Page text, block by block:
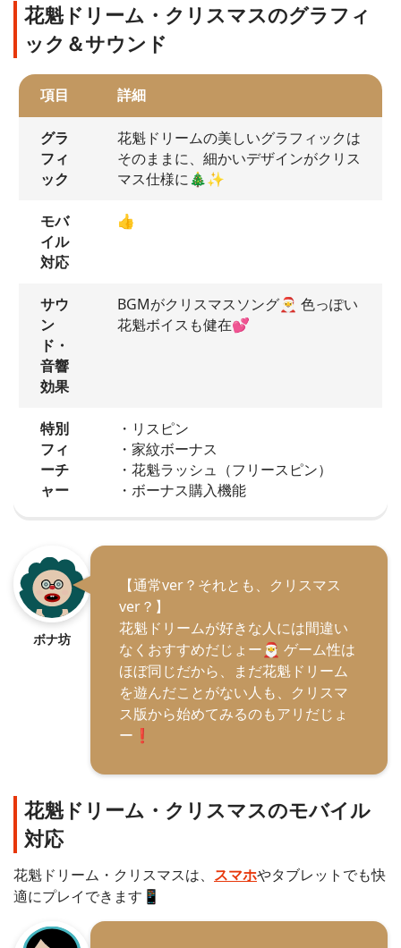
花魁ドリーム・クリスマスのグラフィ
ック＆サウンド
項目 詳細
グラ
フィ
ック
花魁ドリームの美しいグラフィックは
そのままに、細かいデザインがクリス
マス仕様に🎄✨
モバ
イル
対応
👍
サウ
ン
ド・
音響
効果
BGMがクリスマスソング🎅 色っぽい
花魁ボイスも健在💕
特別
フィ
ーチ
ャー
・リスピン
・家紋ボーナス
・花魁ラッシュ（フリースピン）
・ボーナス購入機能
ボナ坊
【通常ver？それとも、クリスマス
ver？】
花魁ドリームが好きな人には間違い
なくおすすめだじょー🎅 ゲーム性は
ほぼ同じだから、まだ花魁ドリーム
を遊んだことがない人も、クリスマ
ス版から始めてみるのもアリだじょ
ー❗️
花魁ドリーム・クリスマスのモバイル
対応
花魁ドリーム・クリスマスは、 スマホやタブレットでも快
適にプレイできます📱